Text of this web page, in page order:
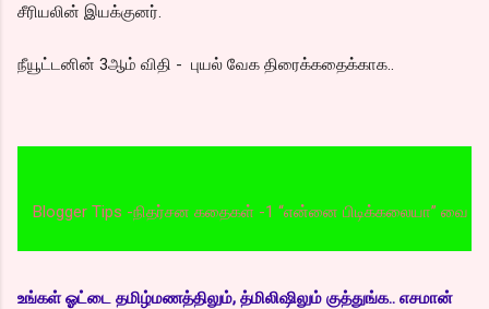
சீரியலின் இயக்குனர்.
நீயூட்டனின் 3ஆம் விதி - புயல் வேக திரைக்கதைக்காக..
Tips -நிதர்சன கதைகள் -1 “என்னை பிடிக்கலையா” வை படிக்க
உங்கள் ஓட்டை தமிழ்மணத்திலும், த்மிலிஷிலும் குத்துங்க.. எசமான்